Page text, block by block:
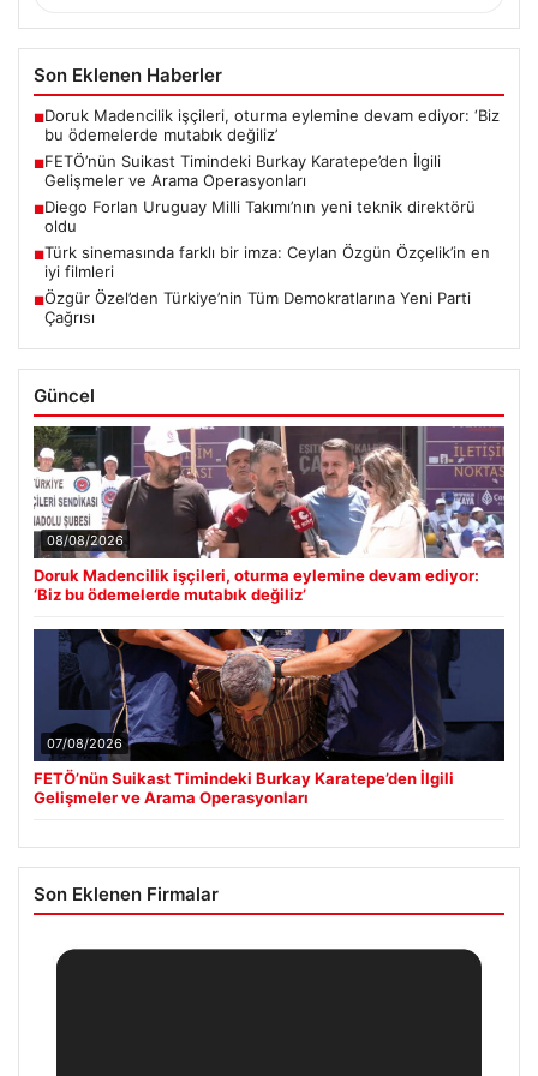
Son Eklenen Haberler
■Doruk Madencilik işçileri, oturma eylemine devam ediyor: ‘Biz
bu ödemelerde mutabık değiliz’
■FETÖ’nün Suikast Timindeki Burkay Karatepe’den İlgili
Gelişmeler ve Arama Operasyonları
■Diego Forlan Uruguay Milli Takımı’nın yeni teknik direktörü
oldu
■Türk sinemasında farklı bir imza: Ceylan Özgün Özçelik’in en
iyi filmleri
■Özgür Özel’den Türkiye’nin Tüm Demokratlarına Yeni Parti
Çağrısı
Güncel
08/08/2026
Doruk Madencilik işçileri, oturma eylemine devam ediyor:
‘Biz bu ödemelerde mutabık değiliz’
07/08/2026
FETÖ’nün Suikast Timindeki Burkay Karatepe’den İlgili
Gelişmeler ve Arama Operasyonları
Son Eklenen Firmalar